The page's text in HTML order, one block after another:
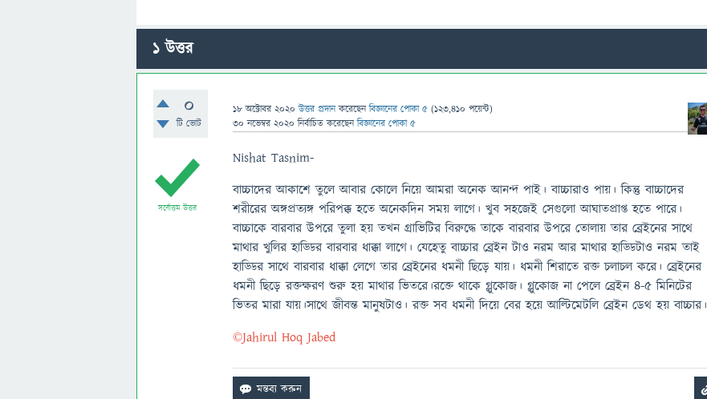
1উত্তর
0
টি ভোট
18 অক্টোবর 2020 উত্তর প্রদান করেছেনবিজ্ঞানের পোকা ৫ (123,410 পয়েন্ট)
30 নভেম্বর 2020 নির্বাচিত করেছেনবিজ্ঞানের পোকা ৫
সর্বোত্তম উত্তর
Nishat Tasnim-
বাচ্চাদের আকাশে তুলে আবার কোলে নিয়ে আমরা অনেক আনন্দ পাই। বাচ্চারাও পায়। কিন্তু বাচ্চাদের
শরীরের অঙ্গপ্রত্যঙ্গ পরিপক্ক হতে অনেকদিন সময় লাগে। খুব সহজেই সেগুলো আঘাতপ্রাপ্ত হতে পারে।
বাচ্চাকে বারবার উপরে তুলা হয় তখন গ্রাভিটির বিরুদ্ধে তাকে বারবার উপরে তোলায় তার ব্রেইনের সাথে
মাথার খুলির হাড্ডির বারবার ধাক্কা লাগে। যেহেতু বাচ্চার ব্রেইন টাও নরম আর মাথার হাড্ডিটাও নরম তাই
হাড্ডির সাথে বারবার ধাক্কা লেগে তার ব্রেইনের ধমনী ছিড়ে যায়। ধমনী শিরাতে রক্ত চলাচল করে। ব্রেইনের
ধমনী ছিড়ে রক্তক্ষরণ শুরু হয় মাথার ভিতরে।রক্তে থাকে গ্লুকোজ। গ্লুকোজ না পেলে ব্রেইন ৪-৫ মিনিটের
ভিতর মারা যায়।সাথে জীবন্ত মানুষটাও। রক্ত সব ধমনী দিয়ে বের হয়ে আল্টিমেটলি ব্রেইন ডেথ হয় বাচ্চার।
©Jahirul Hoq Jabed